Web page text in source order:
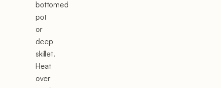
bottomed
pot
or
deep
skillet.
Heat
over